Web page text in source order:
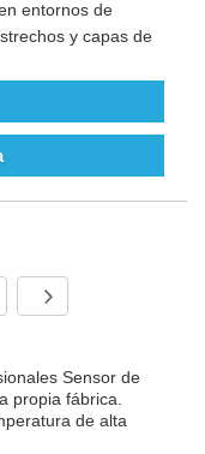
entornos de
y capas de
Sensor de
propia fábrica.
de alta